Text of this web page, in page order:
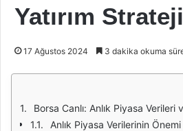
Yatırım
17 Ağustos 2024 3 dakika okuma
Borsa Canlı: Anlık Piyasa Verileri
Anlık Piyasa Verilerinin Önemi